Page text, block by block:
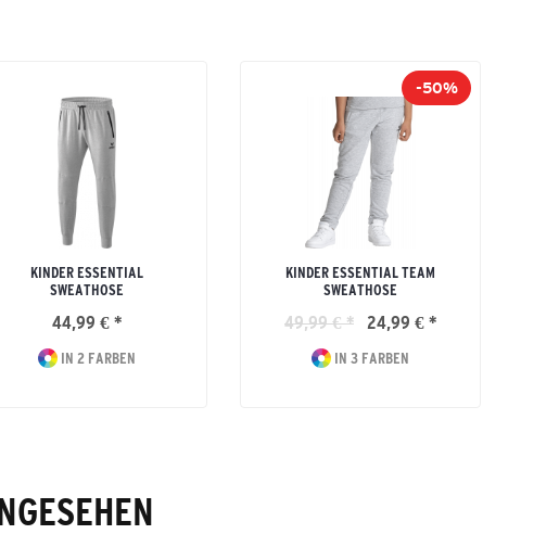
KINDER ESSENTIAL
SWEATHOSE
44,99 € *
IN 2 FARBEN
-50%
KINDER ESSENTIAL TEAM
SWEATHOSE
49,99 € * 24,99 € *
IN 3 FARBEN